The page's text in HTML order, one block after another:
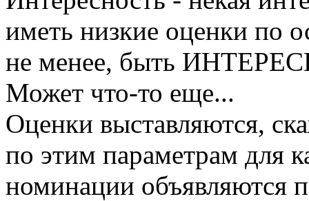
иметь низкие оценки по
не менее, быть
Может что-то еще...
Оценки выставляются,
по этим параметрам для
номинации объявляются